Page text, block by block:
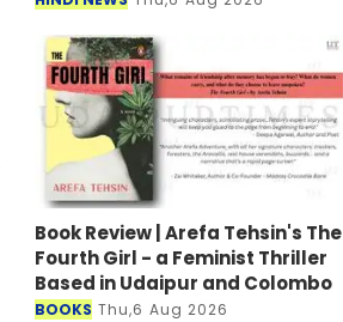
Book Review | Arefa Tehsin's The
Fourth Girl - a Feminist Thriller
Based in Udaipur and Colombo
BOOKS Thu,6 Aug 2026